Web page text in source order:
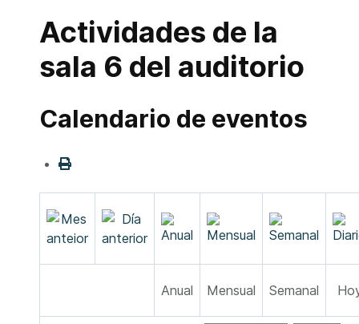
Actividades de la
sala 6 del auditorio
Calendario de eventos
Anual Mensual Semanal